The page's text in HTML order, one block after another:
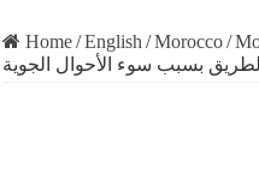
Home/English /Morocco/
بسبب سوء الأحوال الجوية